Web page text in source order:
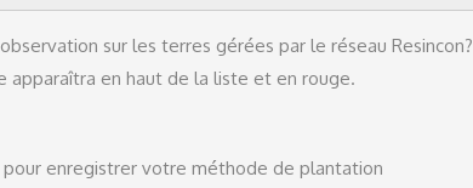
sur les terres gérées par le réseau Resincon?
en haut de la liste et en rouge.
pour enregistrer votre méthode de plantation